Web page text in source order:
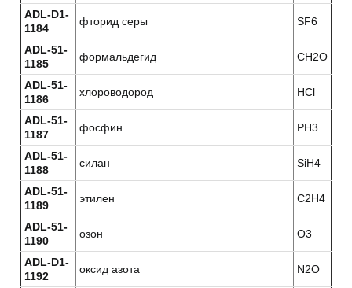
ADL-D1-
1184
фторид серы SF6
ADL-51-
1185
формальдегид CH2O
ADL-51-
1186
хлороводород HCl
ADL-51-
1187
фосфин PH3
ADL-51-
1188
силан SiH4
ADL-51-
1189
этилен C2H4
ADL-51-
1190
озон O3
ADL-D1-
1192
оксид азота N2O